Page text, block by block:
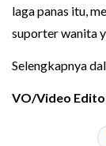
laga panas itu,
suporter wanita
Selengkapnya
VO/Video